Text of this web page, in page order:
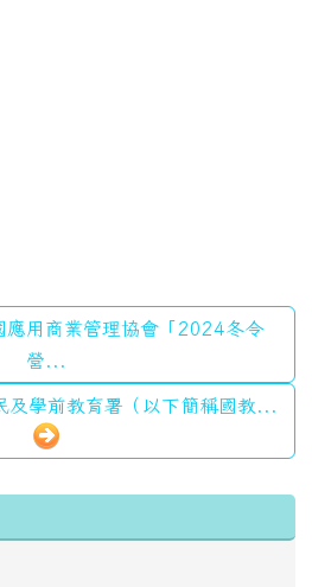
用商業管理協會「2024冬令
營...
學前教育署（以下簡稱國教...